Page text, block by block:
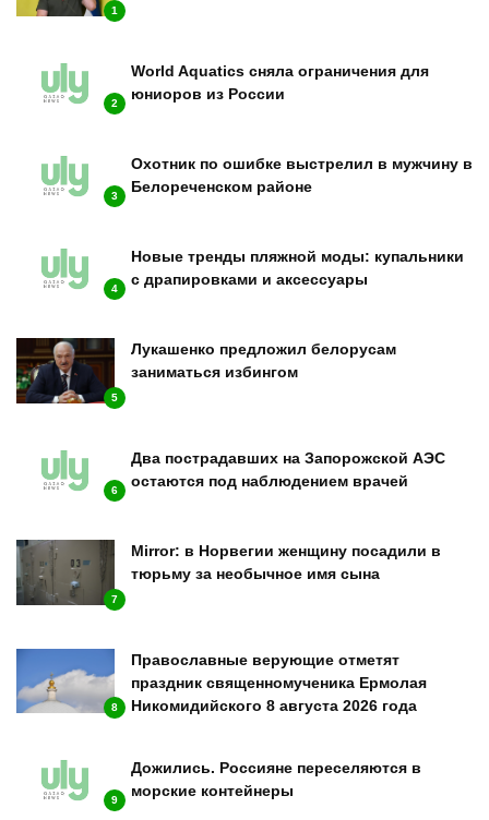
1
2
World Aquatics сняла ограничения для
юниоров из России
3
Охотник по ошибке выстрелил в мужчину в
Белореченском районе
4
Новые тренды пляжной моды: купальники
с драпировками и аксессуары
5
Лукашенко предложил белорусам
заниматься избингом
6
Два пострадавших на Запорожской АЭС
остаются под наблюдением врачей
7
Mirror: в Норвегии женщину посадили в
тюрьму за необычное имя сына
8
Православные верующие отметят
праздник священномученика Ермолая
Никомидийского 8 августа 2026 года
9
Дожились. Россияне переселяются в
морские контейнеры